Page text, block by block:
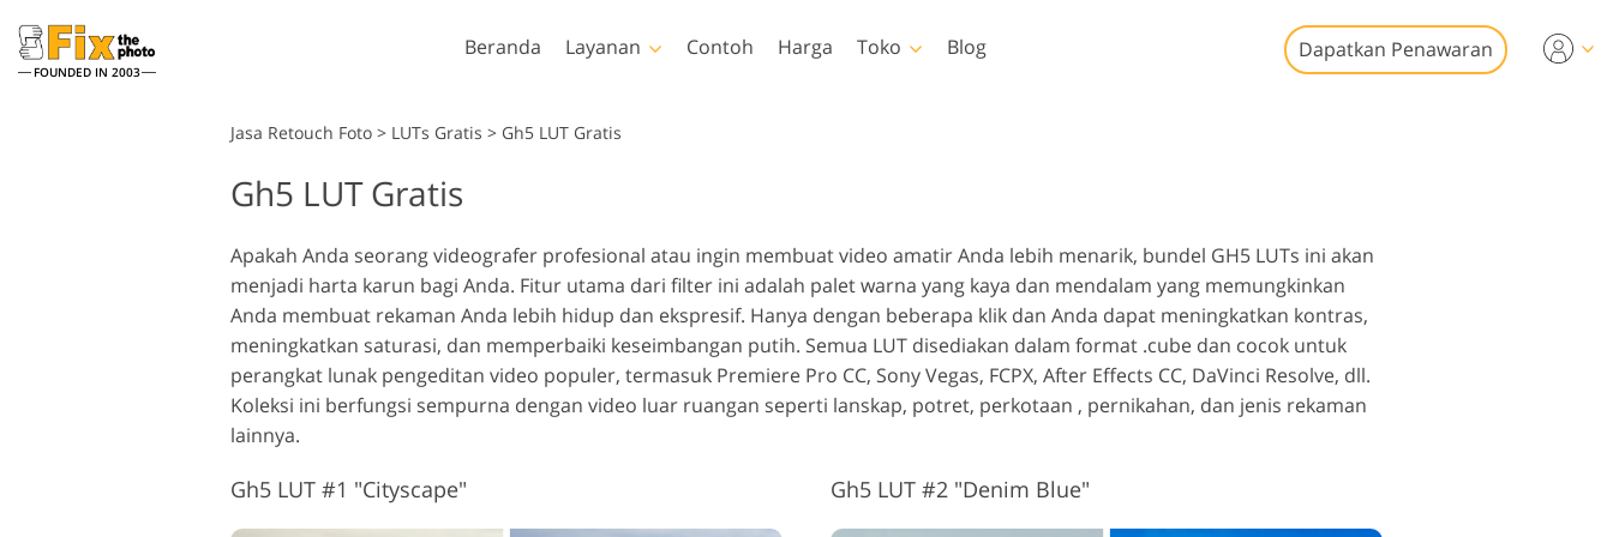
FOUNDED IN 2003
Beranda Layanan
Headshot
Bayi
Jasa Edit Foto Pernikahan
Model Pakaian yang
Dihasilkan oleh AI
Layanan Manipulasi
Gambar
Layanan Restorasi Foto
Contoh Harga Toko
Lightroom
Lightroom Presets
Preset Kesepakatan
Terbaik
Koleksi Seluler
Photoshop
Overlay Photoshop
Tekstur Photoshop
Ps Actions Seluruh
Koleksi
Ps Melapisi Seluruh
Koleksi
Kartu Hari Valentine
Undangan pernikahan
Undangan ulang tahun
anak
Blog Dapatkan Penawaran
Jasa Retouch Foto > LUTs Gratis > Gh5 LUT Gratis
Gh5 LUT Gratis
Apakah Anda seorang videografer profesional atau ingin membuat video amatir Anda lebih menarik, bundel GH5 LUTs ini akan
menjadi harta karun bagi Anda. Fitur utama dari filter ini adalah palet warna yang kaya dan mendalam yang memungkinkan
Anda membuat rekaman Anda lebih hidup dan ekspresif. Hanya dengan beberapa klik dan Anda dapat meningkatkan kontras,
meningkatkan saturasi, dan memperbaiki keseimbangan putih. Semua LUT disediakan dalam format .cube dan cocok untuk
perangkat lunak pengeditan video populer, termasuk Premiere Pro CC, Sony Vegas, FCPX, After Effects CC, DaVinci Resolve, dll.
Koleksi ini berfungsi sempurna dengan video luar ruangan seperti lanskap, potret, perkotaan , pernikahan, dan jenis rekaman
lainnya.
Gh5 LUT #1 "Cityscape" Gh5 LUT #2 "Denim Blue"